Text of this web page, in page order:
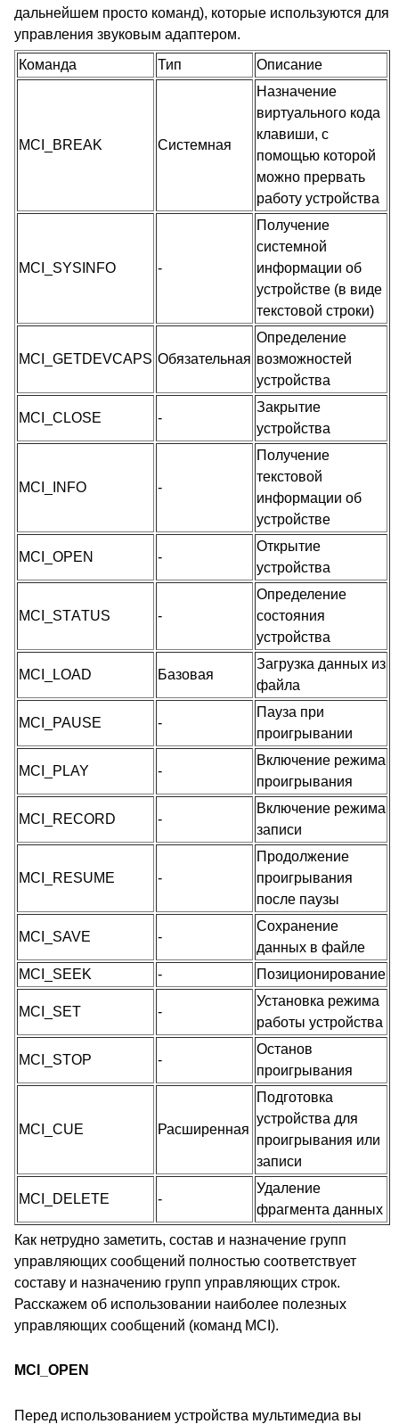
дальнейшем просто команд), которые используются для
управления звуковым адаптером.
Команда
Тип Описание
MCI_BREAK Системная
Назначение
виртуального кода
клавиши, с
помощью которой
можно прервать
работу устройства
MCI_SYSINFO -
Получение
системной
информации об
устройстве (в виде
текстовой строки)
MCI_GETDEVCAPS Обязательная
Определение
возможностей
устройства
MCI_CLOSE -
Закрытие
устройства
MCI_INFO -
Получение
текстовой
информации об
устройстве
MCI_OPEN -
Открытие
устройства
MCI_STАTUS -
Определение
состояния
устройства
MCI_LOAD Базовая
Загрузка данных из
файла
MCI_PAUSE -
Пауза при
проигрывании
MCI_PLAY -
Включение режима
проигрывания
MCI_RECORD -
Включение режима
записи
MCI_RESUME -
Продолжение
проигрывания
после паузы
MCI_SAVE -
Сохранение
данных в файле
MCI_SEEK
- Позиционирование
MCI_SET -
Установка режима
работы устройства
MCI_STOP -
Останов
проигрывания
MCI_CUE Расширенная
Подготовка
устройства для
проигрывания или
записи
MCI_DELETE -
Удаление
фрагмента данных
Как нетрудно заметить, состав и назначение групп
управляющих сообщений полностью соответствует
составу и назначению групп управляющих строк.
Расскажем об использовании наиболее полезных
управляющих сообщений (команд MCI).
MCI_OPEN
Перед использованием устройства мультимедиа вы